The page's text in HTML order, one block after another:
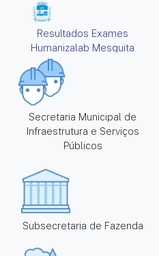
Resultados Exames
Humanizalab Mesquita
Secretaria Municipal de
Infraestrutura e Serviços
Públicos
Subsecretaria de Fazenda